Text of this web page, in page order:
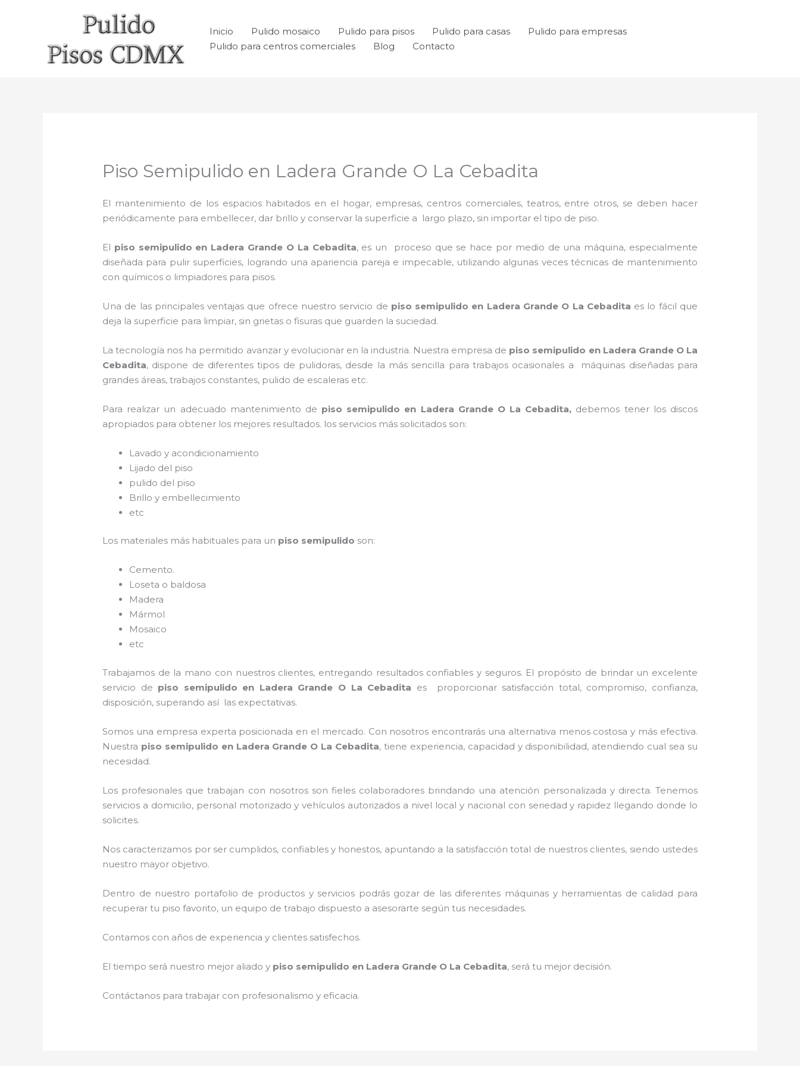
Inicio Pulido mosaico Pulido para pisos Pulido para casas
Pulido para empresas
Pulido para centros comerciales
Blog Contacto
Piso Semipulido en Ladera Grande O La Cebadita
El mantenimiento de los espacios habitados en el hogar, empresas, centros comerciales, teatros, entre otros, se deben hacer
periódicamente para embellecer, dar brillo y conservar la superficie a largo plazo, sin importar el tipo de piso.
El piso semipulido en Ladera Grande O La Cebadita, es un proceso que se hace por medio de una máquina, especialmente
diseñada para pulir superficies, logrando una apariencia pareja e impecable, utilizando algunas veces técnicas de mantenimiento
con químicos o limpiadores para pisos.
Una de las principales ventajas que ofrece nuestro servicio de piso semipulido en Ladera Grande O La Cebadita es lo fácil que
deja la superficie para limpiar, sin grietas o fisuras que guarden la suciedad.
La tecnología nos ha permitido avanzar y evolucionar en la industria. Nuestra empresa de piso semipulido en Ladera Grande O La
Cebadita, dispone de diferentes tipos de pulidoras, desde la más sencilla para trabajos ocasionales a máquinas diseñadas para
grandes áreas, trabajos constantes, pulido de escaleras etc.
Para realizar un adecuado mantenimiento de piso semipulido en Ladera Grande O La Cebadita, debemos tener los discos
apropiados para obtener los mejores resultados. los servicios más solicitados son:
Lavado y acondicionamiento
Lijado del piso
pulido del piso
Brillo y embellecimiento
etc
Los materiales más habituales para un piso semipulido son:
Cemento.
Loseta o baldosa
Madera
Mármol
Mosaico
etc
Trabajamos de la mano con nuestros clientes, entregando resultados confiables y seguros. El propósito de brindar un excelente
servicio de piso semipulido en Ladera Grande O La Cebadita es proporcionar satisfacción total, compromiso, confianza,
disposición, superando así las expectativas.
Somos una empresa experta posicionada en el mercado. Con nosotros encontrarás una alternativa menos costosa y más efectiva.
Nuestra piso semipulido en Ladera Grande O La Cebadita, tiene experiencia, capacidad y disponibilidad, atendiendo cual sea su
necesidad.
Los profesionales que trabajan con nosotros son fieles colaboradores brindando una atención personalizada y directa. Tenemos
servicios a domicilio, personal motorizado y vehículos autorizados a nivel local y nacional con seriedad y rapidez llegando donde lo
solicites.
Nos caracterizamos por ser cumplidos, confiables y honestos, apuntando a la satisfacción total de nuestros clientes, siendo ustedes
nuestro mayor objetivo.
Dentro de nuestro portafolio de productos y servicios podrás gozar de las diferentes máquinas y herramientas de calidad para
recuperar tu piso favorito, un equipo de trabajo dispuesto a asesorarte según tus necesidades.
Contamos con años de experiencia y clientes satisfechos.
El tiempo será nuestro mejor aliado y piso semipulido en Ladera Grande O La Cebadita, será tu mejor decisión.
Contáctanos para trabajar con profesionalismo y eficacia.